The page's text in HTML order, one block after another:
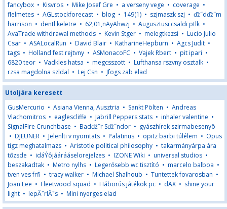
fancybox • Kisvros • Mike Josef Gre • a verseny vege • coverage •
flelmetes • AGLstockforecast • blog • 149(1) • szjmaszk szj • ďż˝dďż˝m
harrison • dentl keletre • 62,01,nAyAhwzj • Augusztusi csaldi ptlk •
AvaTrade withdrawal methods • Kevin Stger • melegtkezsi • Lucio Julio
Csar • ASALocalRun • David Blair • KatharineHepburn • Agcs Judit •
tags • Holland fest rejtvny • ASMonacoFC • Vajek Rbert • pit ipari •
6820 teor • Vadkles hatsa • megcsszott • Lufthansa rszvny osztalk •
rzsa magdolna szldal • Lej Csn • Jfogs zab elad
Utoljára keresett
GusMercurio • Asiana Vienna, Ausztria • Sankt Pölten • Andreas
Vlachomitros • eaglescliffe • Jabrill Peppers stats • inhaler valentine •
SignalFire Crunchbase • Badďż˝r Sďż˝ndor • gyászhírek szirmabesenyö
• DJEUNER • Jelenlti v nyomtats • Palatinus • opitz barbi túlélem • Opus
tigz meghatalmazs • Aristotle political philosophy • takarmányárpa ára
tőzsde • idáÝôjáárááselorejelzes • IZONE Wiki • universal studios •
beszakadtak • Metro nylhs • Legerősebb wc tisztító • marcelo balboa •
tven ves frfi • tracy walker • Michael Shalhoub • Tuntettek fovarosban •
Joan Lee • Fleetwood squad • Háborús játékok pc • dAX • shine your
light • lepĂˇrlĂˇs • Mini nyerges elad